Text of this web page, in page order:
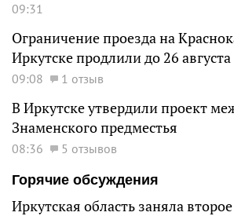
09:31
Ограничение проезда на
Иркутске продлили до 26 августа
09:08 1 отзыв
В Иркутске утвердили проект
Знаменского предместья
08:36
5 отзывов
Горячие обсуждения
Иркутская область заняла